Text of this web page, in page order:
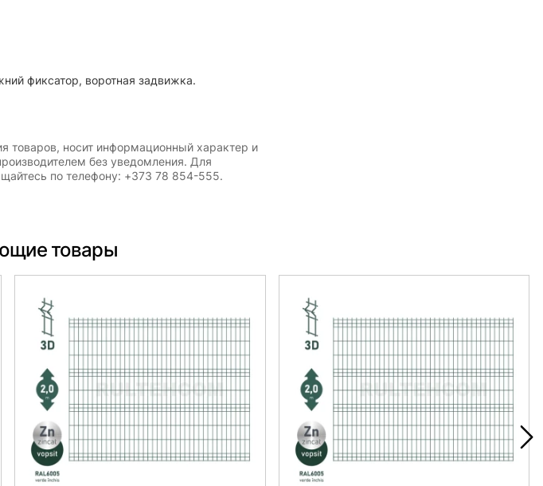
фиксатор, воротная задвижка.
товаров, носит информационный характер и
без уведомления. Для
по телефону: +373 78 854-555.
товары